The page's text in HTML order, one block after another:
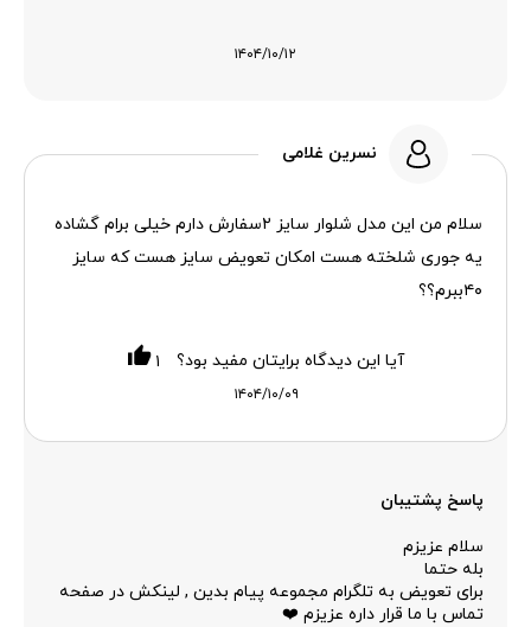
۱۴۰۴/۱۰/۱۲
نسرین غلامی
سلام من این مدل شلوار سایز ۲سفارش دارم خیلی برام گشاده
یه جوری شلخته هست امکان تعویض سایز هست که سایز
۴۰ببرم؟؟
۱۴۰۴/۱۰/۰۹
آیا این دیدگاه برایتان مفید بود؟ ۱
پاسخ پشتیبان
سلام عزیزم
بله حتما
برای تعویض به تلگرام مجموعه پیام بدین , لینکش در صفحه
تماس با ما قرار داره عزیزم ❤️